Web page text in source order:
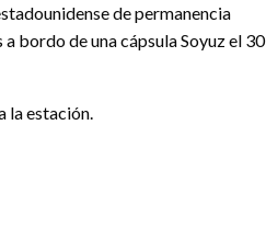
de permanencia
bordo de una cápsula Soyuz el 30
la estación.